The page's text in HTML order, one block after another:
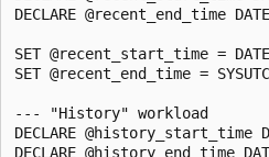
DECLARE @recent_end_time
SET @recent_start_time =
SET @recent_end_time =
--- "History" workload
DECLARE @history_start_time
DECLARE @history_end_time